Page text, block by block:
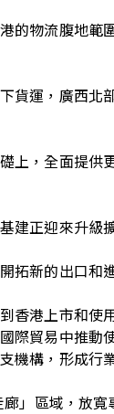
物流腹地
貨運，廣西
上，全面提
正迎來升
拓新的出口
香港上市和使
際貿易中推
機構，形成行
」區域，